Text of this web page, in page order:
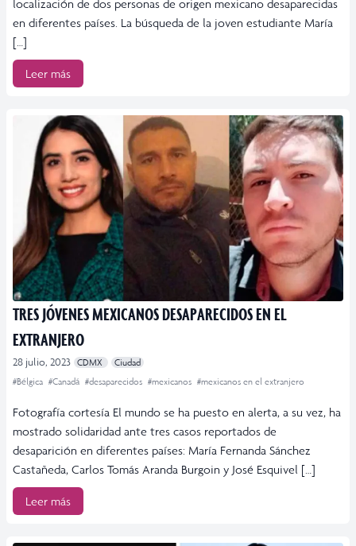
localización de dos personas de origen mexicano desaparecidas
en diferentes países. La búsqueda de la joven estudiante María
[…]
Leer más
TRES JÓVENES MEXICANOS DESAPARECIDOS EN EL
EXTRANJERO
28 julio, 2023 CDMX
Ciudad
#Bélgica #Canadá #desaparecidos #mexicanos #mexicanos en el extranjero
Fotografía cortesía El mundo se ha puesto en alerta, a su vez, ha
mostrado solidaridad ante tres casos reportados de
desaparición en diferentes países: María Fernanda Sánchez
Castañeda, Carlos Tomás Aranda Burgoin y José Esquivel […]
Leer más